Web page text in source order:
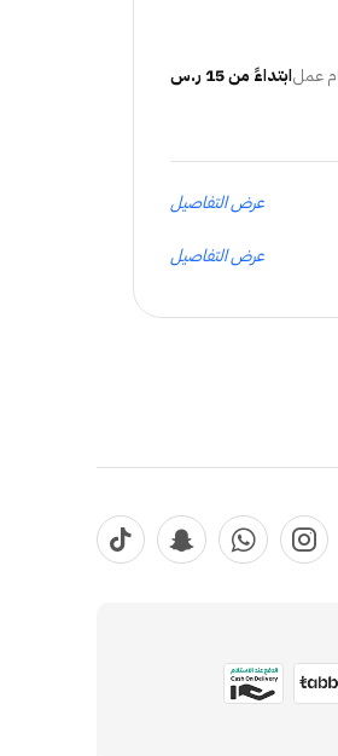
ابتداءً من 15 ر.س
عرض التفاصيل
عرض التفاصيل